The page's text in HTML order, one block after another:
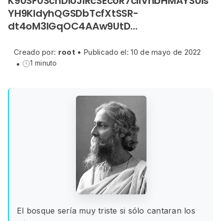
YH9KIdyhQGSDbTcfXtSSR-
dt4oM3IGqOC4AAw9UtD...
Creado por: root • Publicado el: 10 de mayo de 2022
•
1 minuto
El bosque sería muy triste si sólo cantaran los